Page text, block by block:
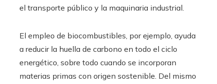
el transporte público y la maquinaria industrial.
El empleo de biocombustibles, por ejemplo, ayuda
a reducir la huella de carbono en todo el ciclo
energético, sobre todo cuando se incorporan
materias primas con origen sostenible. Del mismo